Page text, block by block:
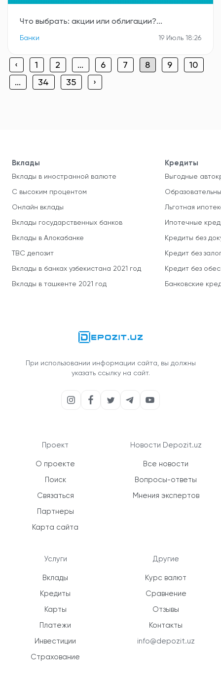
Что выбрать: акции или облигации?...
Банки 19 Июль 18:26
‹ 1 2 ... 6 7 8 9
10
...
34 35 ›
Вклады
Вклады в иностранной валюте
С высоким процентом
Онлайн вклады
Вклады государственных банков
Вклады в Алокабанке
TBC депозит
Вклады в банках узбекистана 2021 год
Вклады в ташкенте 2021 год
Кредиты
Выгодные
Льготная
Ипотечные
Кредиты без
Кредит без
Кредит без
Банковские
При использовании информации сайта, вы должны
указать ссылку на сайт.
Проект
О проекте
Поиск
Связаться
Партнеры
Карта сайта
Услуги
Вклады
Кредиты
Карты
Платежи
Инвестиции
Страхование
Новости Depozit.uz
Все новости
Вопросы-ответы
Мнения экспертов
Другие
Курс валют
Сравнение
Отзывы
Контакты
info@depozit.uz